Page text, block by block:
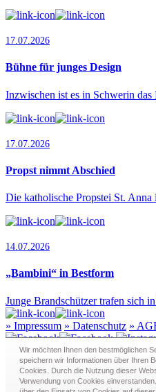
17.07.2026
Bühne für junges Design
Inzwischen ist es in Schwerin
17.07.2026
Propst nimmt Abschied
Die katholische Propstei St.
14.07.2026
„Bambini“ in Bestform
Junge Brandschützer trafen sich
» Impressum » Datenschutz »
Redaktion · Graf-Schack-Alle 8
Telefon:0385 - 63 83 281· Fax:
Wir möchten Ihnen den bestmöglichen
speichern wir Informationen über Ihren
Cookies. Durch die Nutzung dieser
Verwendung von Cookies